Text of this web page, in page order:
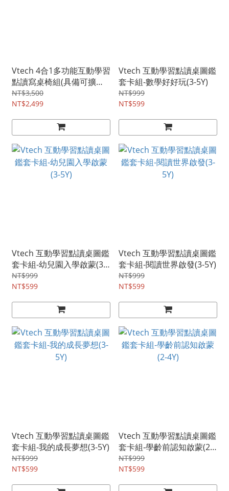
Vtech 4合1多功能互動學習
點讀寫桌椅組(具備可擴充
學習主題套卡功能)
NT$3,500
NT$2,499
Vtech 互動學習點讀桌圖鑑
套卡組-數學好好玩(3-5Y)
NT$999
NT$599
Vtech 互動學習點讀桌圖鑑
套卡組-幼兒園入學啟蒙(3-
5Y)
NT$999
NT$599
Vtech 互動學習點讀桌圖鑑
套卡組-閱讀世界啟發(3-5Y)
NT$999
NT$599
Vtech 互動學習點讀桌圖鑑
套卡組-我的成長夢想(3-5Y)
NT$999
NT$599
Vtech 互動學習點讀桌圖鑑
套卡組-學齡前認知啟蒙(2-
4Y)
NT$999
NT$599